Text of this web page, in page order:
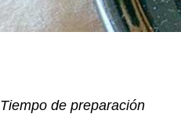
Tiempo de preparación